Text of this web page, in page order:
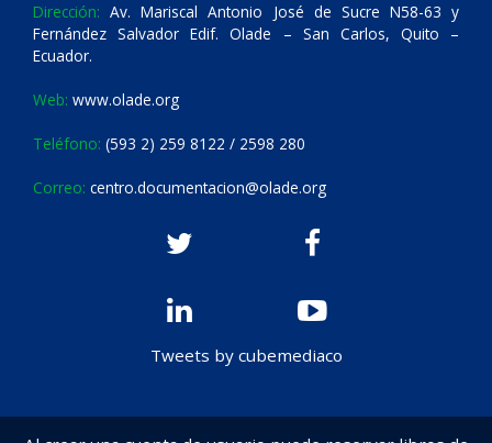
Dirección: Av. Mariscal Antonio José de Sucre N58-63 y
Fernández Salvador Edif. Olade – San Carlos, Quito –
Ecuador.
Web: www.olade.org
Teléfono: (593 2) 259 8122 / 2598 280
Correo: centro.documentacion@olade.org
Tweets by cubemediaco